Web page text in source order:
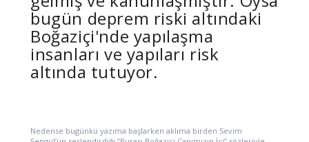
bugün deprem riski altındaki
Boğaziçi'nde yapılaşma
insanları ve yapıları risk
altında tutuyor.
Nedense bugünkü yazıma başlarken aklıma birden Sevim